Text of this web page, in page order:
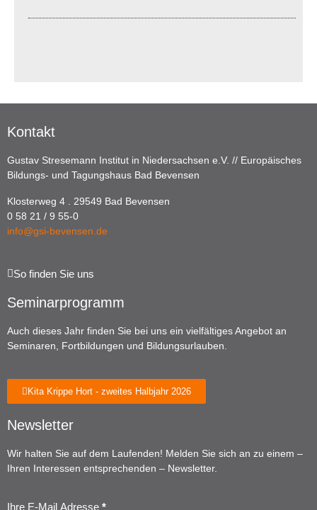
Kontakt
Gustav Stresemann Institut in Niedersachsen e.V. // Europäisches
Bildungs- und Tagungshaus Bad Bevensen
Klosterweg 4 . 29549 Bad Bevensen
0 58 21 / 9 55-0
info@gsi-bevensen.de
So finden Sie uns
Seminarprogramm
Auch dieses Jahr finden Sie bei uns ein vielfältiges Angebot an
Seminaren, Fortbildungen und Bildungsurlauben.
Kita Krippe Hort - zweites Halbjahr 2026
Newsletter
Wir halten Sie auf dem Laufenden! Melden Sie sich an zu einem –
Ihren Interessen entsprechenden – Newsletter.
Ihre E-Mail Adresse *